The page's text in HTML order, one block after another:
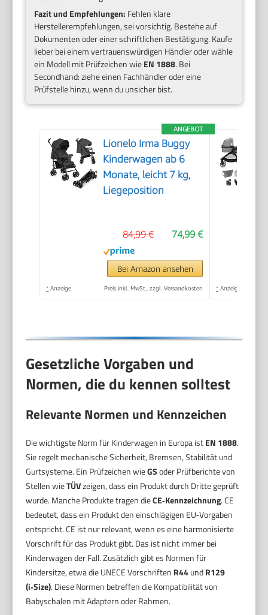
Fazit und Empfehlungen: Fehlen klare
Herstellerempfehlungen, sei vorsichtig. Bestehe auf
Dokumenten oder einer schriftlichen Bestätigung. Kaufe
lieber bei einem vertrauenswürdigen Händler oder wähle
ein Modell mit Prüfzeichen wieEN 1888. Bei
Secondhand: ziehe einen Fachhändler oder eine
Prüfstelle hinzu, wenn du unsicher bist.
ANGEBOT
Lionelo Irma Buggy
Kinderwagen ab 6
Monate, leicht 7 kg,
Liegeposition
74,99 €
84,99 €
Bei Amazon ansehen
* Anzeige Preis inkl. MwSt., zzgl. Versandkosten * Anzeige
Gesetzliche Vorgaben und
Normen, die du kennen solltest
Relevante Normen und Kennzeichen
Die wichtigste Norm für Kinderwagen in Europa istEN 1888.
Sie regelt mechanische Sicherheit, Bremsen, Stabilität und
Gurtsysteme. Ein Prüfzeichen wieGSoder Prüfberichte von
Stellen wieTÜVzeigen, dass ein Produkt durch Dritte geprüft
wurde. Manche Produkte tragen dieCE‑Kennzeichnung. CE
bedeutet, dass ein Produkt den einschlägigen EU‑Vorgaben
entspricht. CE ist nur relevant, wenn es eine harmonisierte
Vorschrift für das Produkt gibt. Das ist nicht immer bei
Kinderwagen der Fall. Zusätzlich gibt es Normen für
Kindersitze, etwa die UNECE Vorschriften R44undR129
(i‑Size). Diese Normen betreffen die Kompatibilität von
Babyschalen mit Adaptern oder Rahmen.